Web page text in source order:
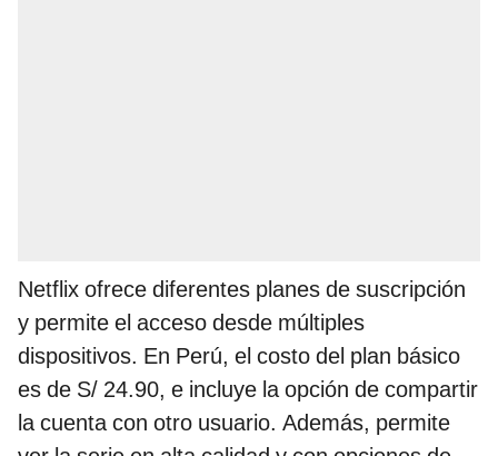
Netflix ofrece diferentes planes de suscripción
y permite el acceso desde múltiples
dispositivos. En Perú, el costo del plan básico
es de S/ 24.90, e incluye la opción de compartir
la cuenta con otro usuario. Además, permite